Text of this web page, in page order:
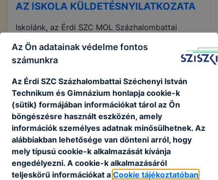
AZ ISKOLA KÜLDETÉSNYILATKOZATA
Iskolánk, az Érdi SZC MOL Százhalombattai
elkötelezi magát arra,elkötelezi magát arra, hogy
oktató-nevelő munkáját úgy végzi, hogy diákjai a
közösségért munkálkodó, egyéniségüket
széleskörűen kibontakoztató, a polgári
értékrendet betartó, és boldogulásuk érdekében
megújulni mindig kész, mind a felsőoktatásban,
mind a munka világában helytálló, felelősségteljes
felnőtté váljanak.
SZP_2025_sziszki.pdf
Letöltés
Az Ön adatainak védelme fontos
számunkra
Az Érdi SZC Százhalombattai Széchenyi István
Technikum és Gimnázium honlapja cookie-k
(sütik) formájában információkat tárol az Ön
böngészésre használt eszközén, amely
információk személyes adatnak minősülhetnek. Az
alábbiakban lehetősége van dönteni arról, hogy
mely típusú cookie-k alkalmazását kívánja
engedélyezni. A cookie-k alkalmazásáról
teljeskörű információkat a Cookie tájékoztatóban